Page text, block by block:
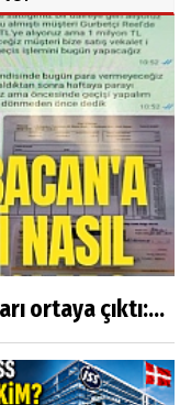
ortaya çıktı:...